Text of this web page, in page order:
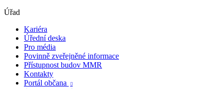
Úřad
Kariéra
Úřední deska
Pro média
Povinně zveřejněné informace
Přístupnost budov MMR
Kontakty
Portál občana
